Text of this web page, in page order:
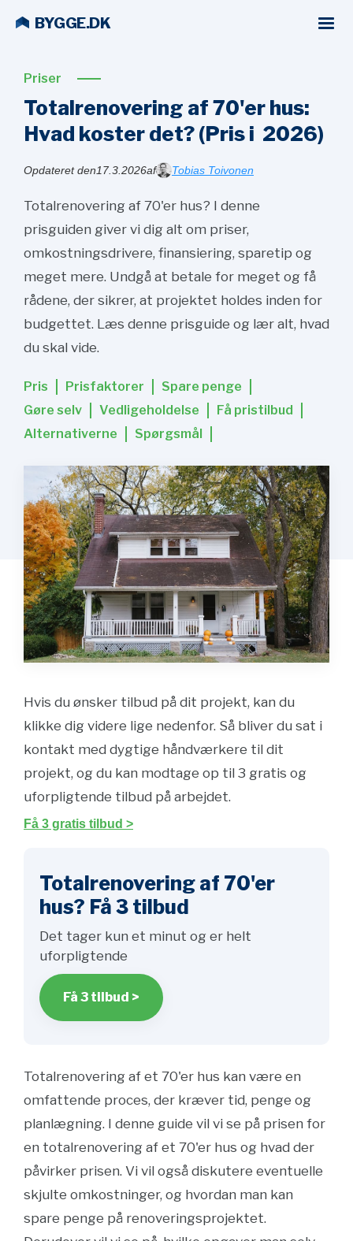
BYGGE.DK
Priser
Totalrenovering af 70'er hus:
Hvad koster det? (Pris i 2026)
Opdateret den17.3.2026af Tobias Toivonen
Totalrenovering af 70'er hus? I denne
prisguiden giver vi dig alt om priser,
omkostningsdrivere, finansiering, sparetip og
meget mere. Undgå at betale for meget og få
rådene, der sikrer, at projektet holdes inden for
budgettet. Læs denne prisguide og lær alt, hvad
du skal vide.
Pris Prisfaktorer
Spare penge
Gøre selv
Vedligeholdelse
Få pristilbud
Alternativerne
Spørgsmål
Hvis du ønsker tilbud på dit projekt, kan du
klikke dig videre lige nedenfor. Så bliver du sat i
kontakt med dygtige håndværkere til dit
projekt, og du kan modtage op til 3 gratis og
uforpligtende tilbud på arbejdet.
Få 3 gratis tilbud >
Totalrenovering af 70'er
hus? Få 3 tilbud
Det tager kun et minut og er helt
uforpligtende
Få 3 tilbud >
Totalrenovering af et 70'er hus kan være en
omfattende proces, der kræver tid, penge og
planlægning. I denne guide vil vi se på prisen for
en totalrenovering af et 70'er hus og hvad der
påvirker prisen. Vi vil også diskutere eventuelle
skjulte omkostninger, og hvordan man kan
spare penge på renoveringsprojektet.